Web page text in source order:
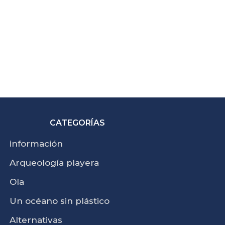
CATEGORÍAS
información
Arqueología playera
Ola
Un océano sin plástico
Alternativas